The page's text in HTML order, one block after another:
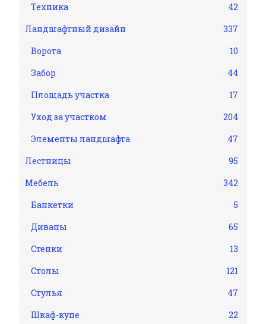
Техника
42
Ландшафтный дизайн
337
Ворота
10
Забор
44
Площадь участка
17
Уход за участком
204
Элементы ландшафта
47
Лестницы
95
Мебель
342
Банкетки
5
Диваны
65
Стенки
13
Столы
121
Стулья
47
Шкаф-купе
22